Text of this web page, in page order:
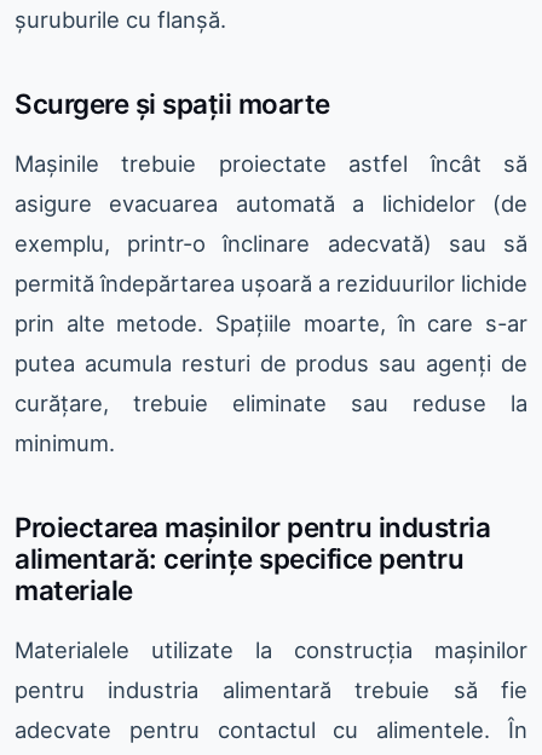
șuruburile cu flanșă.
Scurgere și spații moarte
Mașinile trebuie proiectate astfel încât să
asigure evacuarea automată a lichidelor (de
exemplu, printr-o înclinare adecvată) sau să
permită îndepărtarea ușoară a reziduurilor lichide
prin alte metode. Spațiile moarte, în care s-ar
putea acumula resturi de produs sau agenți de
curățare, trebuie eliminate sau reduse la
minimum.
Proiectarea mașinilor pentru industria
alimentară: cerințe specifice pentru
materiale
Materialele utilizate la construcția mașinilor
pentru industria alimentară trebuie să fie
adecvate pentru contactul cu alimentele. În